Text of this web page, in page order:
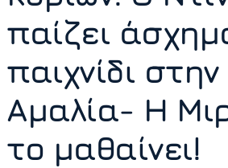
παίζει
παιχνίδι στην
Αμαλία- Η
το μαθαίνει!